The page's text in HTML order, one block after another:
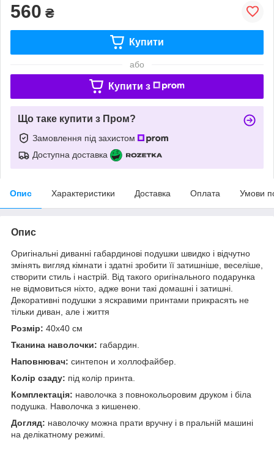
560 ₴
Купити
або
Купити з
Що таке купити з Пром?
Замовлення під захистом
Доступна доставка
Опис Характеристики Доставка Оплата Умови
Опис
Оригінальні диванні габардинові подушки швидко і відчутно
змінять вигляд кімнати і здатні зробити її затишніше, веселіше,
створити стиль і настрій. Від такого оригінального подарунка
не відмовиться ніхто, адже вони такі домашні і затишні.
Декоративні подушки з яскравими принтами прикрасять не
тільки диван, але і життя
Розмір: 40x40 см
Тканина наволочки: габардин.
Наповнювач: синтепон и холлофайбер.
Колір сзаду: під колір принта.
Комплектація: наволочка з повнокольоровим друком і біла
подушка. Наволочка з кишенею.
Догляд: наволочку можна прати вручну і в пральній машині
на делікатному режимі.